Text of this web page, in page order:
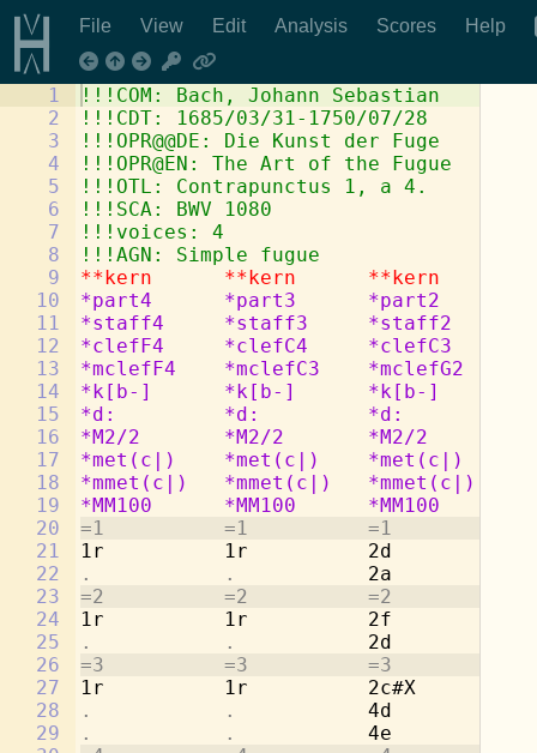
File View Edit Analysis Scores Help
1
2
3
4
5
6
7
8
9
10
11
12
13
14
15
16
17
18
19
20
21
22
23
24
25
26
27
28
29
!!!COM: Bach, Johann Sebastian
!!!CDT: 1685/03/31-1750/07/28
!!!OPR@@DE: Die Kunst der Fuge
!!!OPR@EN: The Art of the Fugue
!!!OTL: Contrapunctus 1, a 4.
!!!SCA: BWV 1080
!!!voices: 4
!!!AGN: Simple fugue
**kern
**kern **kern
*part4
*part3 *part2
*staff4
*staff3 *staff2
*clefF4
*clefC4 *clefC3
*mclefF4
*mclefC3 *mclefG2
*k[b-]
*k[b-] *k[b-]
*d:
*d: *d:
*M2/2
*M2/2 *M2/2
*met(c|)
*met(c|) *met(c|)
*mmet(c|)
*mmet(c|) *mmet(c|)
*MM100
*MM100 *MM100
=1          =1          =1          =1
1r          1r          2d          1r
.           . 2a
=2          =2          =2          =2
1r          1r          2f          1r
.           . 2d
=3          =3          =3          =3
1r          1r          2c#X        1r
.           . 4d
.           . 4e